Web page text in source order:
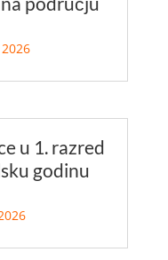
u 1. razred
godinu